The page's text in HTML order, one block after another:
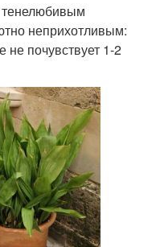
тенелюбивым
неприхотливым:
почувствует 1-2